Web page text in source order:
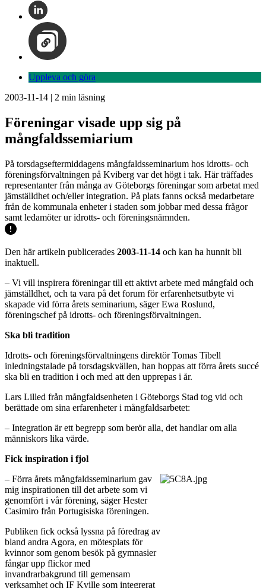
Uppleva och göra
2003-11-14 | 2 min läsning
Föreningar visade upp sig på
mångfaldssemiarium
På torsdagseftermiddagens mångfaldsseminarium hos idrotts- och
föreningsförvaltningen på Kviberg var det högt i tak. Här träffades
representanter från många av Göteborgs föreningar som arbetat med
jämställdhet och/eller integration. På plats fanns också medarbetare
från de kommunala enheter i staden som jobbar med dessa frågor
samt ledamöter ur idrotts- och föreningsnämnden.
Den här artikeln publicerades 2003-11-14 och kan ha hunnit bli
inaktuell.
– Vi vill inspirera föreningar till ett aktivt arbete med mångfald och
jämställdhet, och ta vara på det forum för erfarenhetsutbyte vi
skapade vid förra årets seminarium, säger Ewa Roslund,
föreningschef på idrotts- och föreningsförvaltningen.
Ska bli tradition
Idrotts- och föreningsförvaltningens direktör Tomas Tibell
inledningstalade på torsdagskvällen, han hoppas att förra årets succé
ska bli en tradition i och med att den upprepas i år.
Lars Lilled från mångfaldsenheten i Göteborgs Stad tog vid och
berättade om sina erfarenheter i mångfaldsarbetet:
– Integration är ett begrepp som berör alla, det handlar om alla
människors lika värde.
Fick inspiration i fjol
– Förra årets mångfaldsseminarium gav
mig inspirationen till det arbete som vi
genomfört i vår förening, säger Hester
Casimiro från Portugisiska föreningen.
Publiken fick också lyssna på föredrag av
bland andra Agora, en mötesplats för
kvinnor som genom besök på gymnasier
fångar upp flickor med
invandrarbakgrund till gemensam
verksamhet och IF Kville som integrerat